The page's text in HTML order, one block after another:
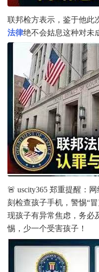
联邦检方表示，鉴于他此
法律绝不会姑息这种对未
🚨 uscity365 郑重提醒：
刻检查孩子手机，警惕“
现孩子有异常焦虑，务必
惕，少一个受害孩子！